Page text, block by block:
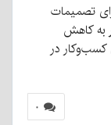
تصمیمات
به کاهش
در
۰